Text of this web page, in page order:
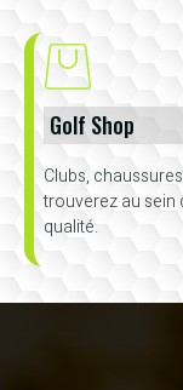
Golf Shop
Clubs,
trouverez au sein
qualité.